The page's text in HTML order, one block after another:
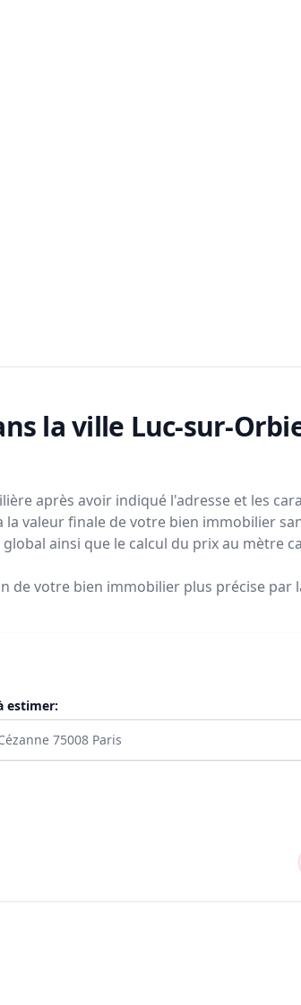
la ville Luc-sur-
après avoir indiqué l'adresse et les
valeur finale de votre bien immobilier
ainsi que le calcul du prix au mètre
de votre bien immobilier plus précise par
estimer: